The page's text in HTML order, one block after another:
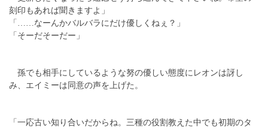
刻印もあれば聞きますよ」
「……なーんかバルバラにだけ優しくねぇ？」
「そーだそーだー」
孫でも相手にしているような努の優しい態度にレオンは訝し
み、エイミーは同意の声を上げた。
「一応古い知り合いだからね。三種の役割教えた中でも初期のタ